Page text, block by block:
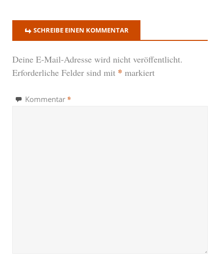
SCHREIBE EINEN KOMMENTAR
Deine E-Mail-Adresse wird nicht veröffentlicht.
Erforderliche Felder sind mit * markiert
Kommentar *